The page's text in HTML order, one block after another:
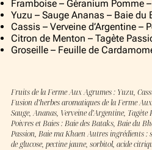
La Ferme aux
La collection
Boutique
Événements
Framboise – Géranium Pomme
Yuzu – Sauge Ananas – Baie du
Cassis – Verveine d’Argentine –
Citron de Menton – Tagète
Groseille – Feuille de
Fruits de la Ferme Aux Agrumes : Yuzu,
Fusion d’herbes aromatiques de la Ferme
Sauge, Ananas, Verveine d’Argentine, Tagète
Poivres et Baies : Baie des Bataks, Baie du
Passion, Baie ma Khaen Autres ingrédients
de glucose, pectine jaune, sorbitol, acide